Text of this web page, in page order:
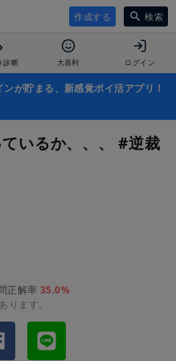
作成する 検索
診断 大喜利 ログイン
が貯まる、新感覚ポイ活アプリ！
いるか、、、 #逆裁
正解率 35.0%
ります。